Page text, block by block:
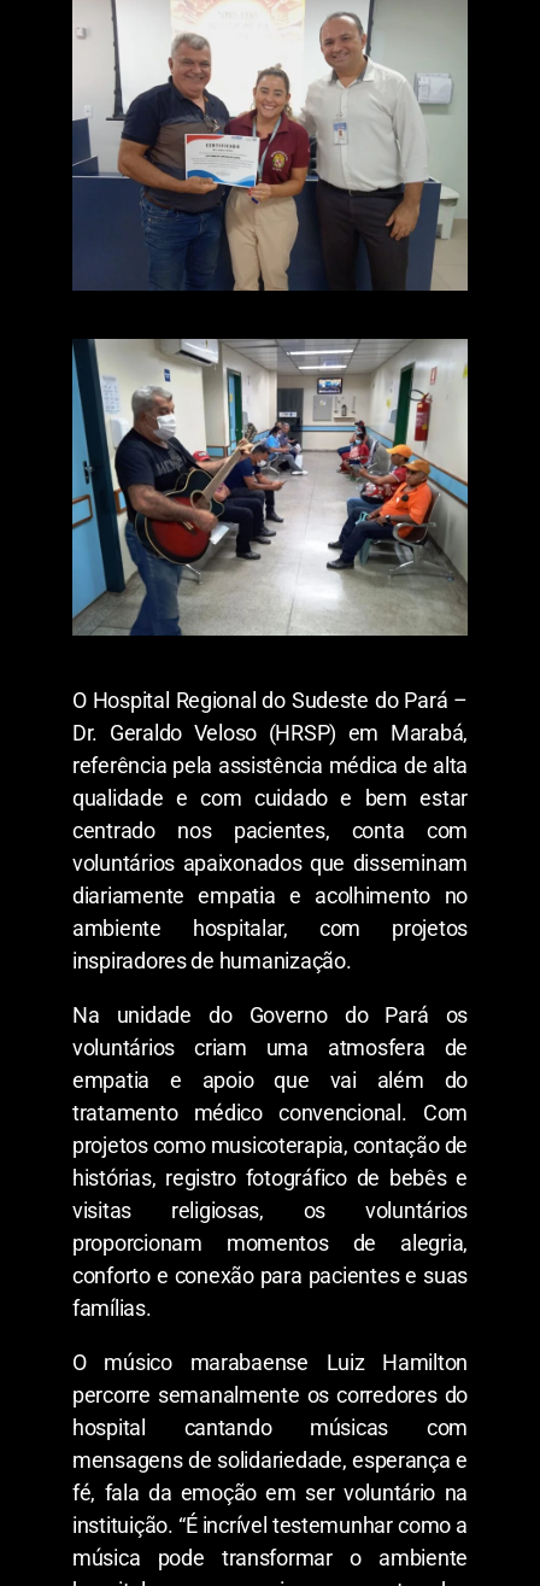
O Hospital Regional do Sudeste do Pará –
Dr. Geraldo Veloso (HRSP) em Marabá,
referência pela assistência médica de alta
qualidade e com cuidado e bem estar
centrado nos pacientes, conta com
voluntários apaixonados que disseminam
diariamente empatia e acolhimento no
ambiente hospitalar, com projetos
inspiradores de humanização.
Na unidade do Governo do Pará os
voluntários criam uma atmosfera de
empatia e apoio que vai além do
tratamento médico convencional. Com
projetos como musicoterapia, contação de
histórias, registro fotográfico de bebês e
visitas religiosas, os voluntários
proporcionam momentos de alegria,
conforto e conexão para pacientes e suas
famílias.
O músico marabaense Luiz Hamilton
percorre semanalmente os corredores do
hospital cantando músicas com
mensagens de solidariedade, esperança e
fé, fala da emoção em ser voluntário na
instituição. “É incrível testemunhar como a
música pode transformar o ambiente